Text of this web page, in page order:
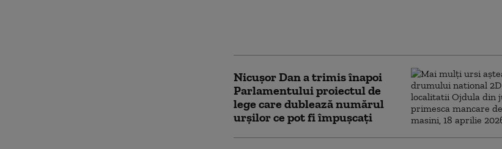
Nicușor Dan a trimis înapoi
Parlamentului proiectul de
lege care dublează numărul
urșilor ce pot fi împușcați